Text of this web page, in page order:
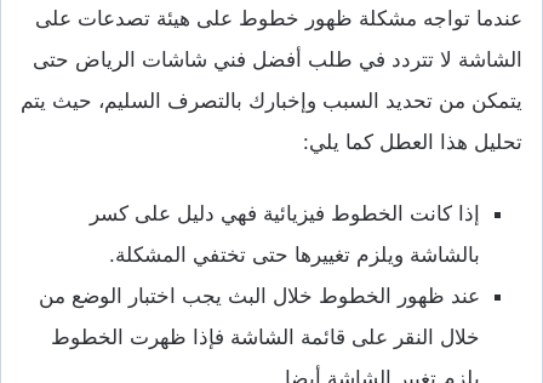
عندما تواجه مشكلة ظهور خطوط على هيئة تصدعات على
الشاشة لا تتردد في طلب أفضل فني شاشات الرياض حتى
يتمكن من تحديد السبب وإخبارك بالتصرف السليم، حيث يتم
تحليل هذا العطل كما يلي:
إذا كانت الخطوط فيزيائية فهي دليل على كسر
بالشاشة ويلزم تغييرها حتى تختفي المشكلة.
عند ظهور الخطوط خلال البث يجب اختبار الوضع من
خلال النقر على قائمة الشاشة فإذا ظهرت الخطوط
يلزم تغيير الشاشة أيضا.